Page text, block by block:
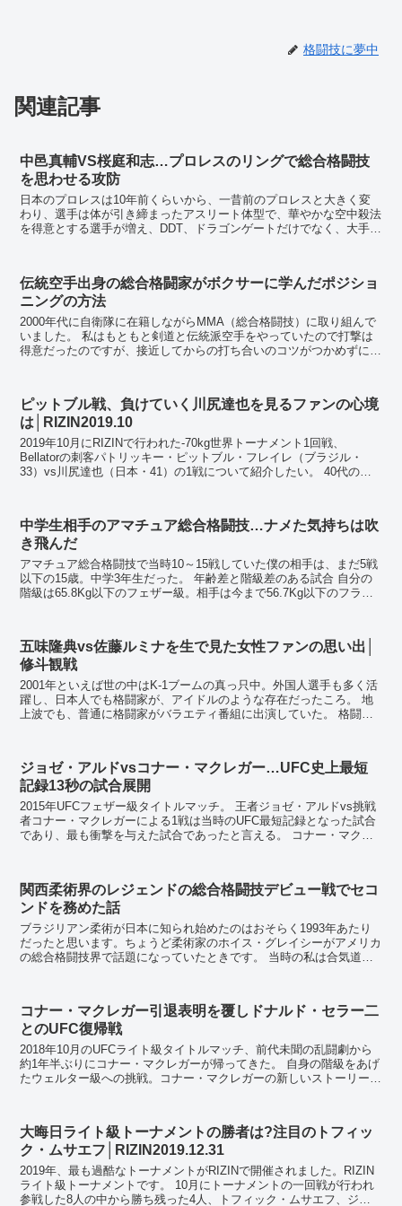
格闘技に夢中
関連記事
中邑真輔VS桜庭和志…プロレスのリングで総合格闘技
を思わせる攻防
日本のプロレスは10年前くらいから、一昔前のプロレスと大きく変
わり、選手は体が引き締まったアスリート体型で、華やかな空中殺法
を得意とする選手が増え、DDT、ドラゴンゲートだけでなく、大手の
伝統空手出身の総合格闘家がボクサーに学んだポジショ
ニングの方法
2000年代に自衛隊に在籍しながらMMA（総合格闘技）に取り組んで
いました。 私はもともと剣道と伝統派空手をやっていたので打撃は
得意だったのですが、接近してからの打ち合いのコツがつかめずにい
ピットブル戦、負けていく川尻達也を見るファンの心境
は│RIZIN2019.10
2019年10月にRIZINで行われた-70kg世界トーナメント1回戦、
Bellatorの刺客パトリッキー・ピットブル・フレイレ（ブラジル・
33）vs川尻達也（日本・41）の1戦について紹介したい。 40代のフ
中学生相手のアマチュア総合格闘技…ナメた気持ちは吹
き飛んだ
アマチュア総合格闘技で当時10～15戦していた僕の相手は、まだ5戦
以下の15歳。中学3年生だった。 年齢差と階級差のある試合 自分の
階級は65.8Kg以下のフェザー級。相手は今まで56.7Kg以下のフライ
五味隆典vs佐藤ルミナを生で見た女性ファンの思い出│
修斗観戦
2001年といえば世の中はK-1ブームの真っ只中。外国人選手も多く活
躍し、日本人でも格闘家が、アイドルのような存在だったころ。 地
上波でも、普通に格闘家がバラエティ番組に出演していた。 格闘家
ジョゼ・アルドvsコナー・マクレガー…UFC史上最短
記録13秒の試合展開
2015年UFCフェザー級タイトルマッチ。 王者ジョゼ・アルドvs挑戦
者コナー・マクレガーによる1戦は当時のUFC最短記録となった試合
であり、最も衝撃を与えた試合であったと言える。 コナー・マクレ
関西柔術界のレジェンドの総合格闘技デビュー戦でセコ
ンドを務めた話
ブラジリアン柔術が日本に知られ始めたのはおそらく1993年あたり
だったと思います。ちょうど柔術家のホイス・グレイシーがアメリカ
の総合格闘技界で話題になっていたときです。 当時の私は合気道を
コナー・マクレガー引退表明を覆しドナルド・セラー二
とのUFC復帰戦
2018年10月のUFCライト級タイトルマッチ、前代未聞の乱闘劇から
約1年半ぶりにコナー・マクレガーが帰ってきた。 自身の階級をあげ
たウェルター級への挑戦。コナー・マクレガーの新しいストーリーが
大晦日ライト級トーナメントの勝者は?注目のトフィッ
ク・ムサエフ│RIZIN2019.12.31
2019年、最も過酷なトーナメントがRIZINで開催されました。RIZIN
ライト級トーナメントです。 10月にトーナメントの一回戦が行われ
参戦した8人の中から勝ち残った4人、トフィック・ムサエフ、ジョ